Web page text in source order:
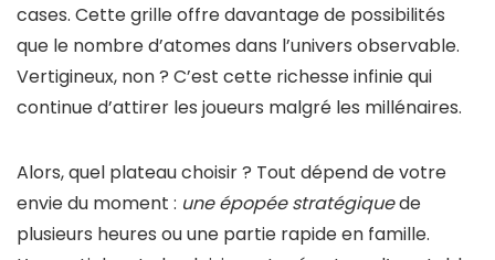
cases. Cette grille offre davantage de possibilités
que le nombre d’atomes dans l’univers observable.
Vertigineux, non ? C’est cette richesse infinie qui
continue d’attirer les joueurs malgré les millénaires.
Alors, quel plateau choisir ? Tout dépend de votre
envie du moment : une épopée stratégiquede
plusieurs heures ou une partie rapide en famille.